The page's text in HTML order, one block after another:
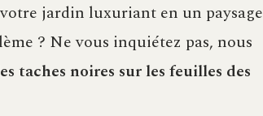
jardin luxuriant en un paysage
? Ne vous inquiétez pas, nous
taches noires sur les feuilles des